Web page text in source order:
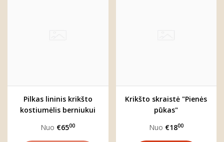
Pilkas lininis krikšto
kostiumėlis berniukui
Nuo €6500
Krikšto skraistė "Pienės
pūkas"
Nuo €1800